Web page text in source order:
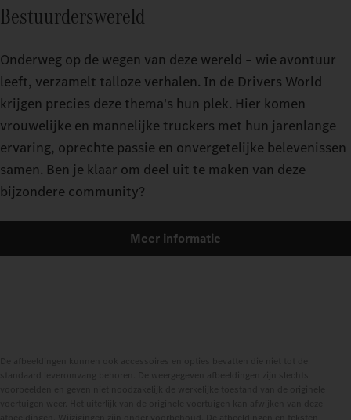
Bestuurderswereld
Onderweg op de wegen van deze wereld – wie avontuur
leeft, verzamelt talloze verhalen. In de Drivers World
krijgen precies deze thema's hun plek. Hier komen
vrouwelijke en mannelijke truckers met hun jarenlange
ervaring, oprechte passie en onvergetelijke belevenissen
samen. Ben je klaar om deel uit te maken van deze
bijzondere community?
Meer informatie